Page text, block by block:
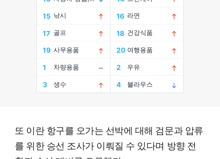
또 이란 항구를 오가는 선박에 대해 검문과 압류
를 위한 승선 조사가 이뤄질 수 있다며 방향 전